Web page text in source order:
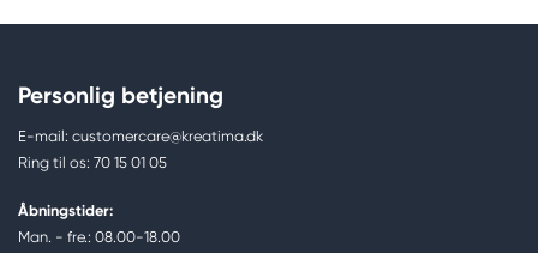
Personlig betjening
E-mail: customercare@kreatima.dk
Ring til os: 70 15 01 05
Åbningstider:
Man. - fre.: 08.00-18.00